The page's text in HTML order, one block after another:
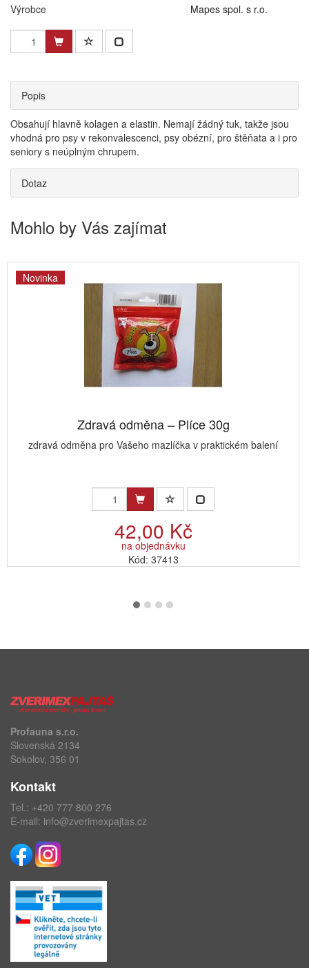
Výrobce
Mapes spol. s r.o.
Popis
Obsahují hlavně kolagen a elastin. Nemají žádný tuk, takže jsou
vhodná pro psy v rekonvalescenci, psy obézní, pro štěňata a i pro
seniory s neúplným chrupem.
Dotaz
Mohlo by Vás zajímat
Novinka
Zdravá odměna – Plíce 30g
zdravá odměna pro Vašeho mazlíčka v praktickém balení
42,00 Kč
na objednávku
Kód: 37413
Profauna s.r.o.
Slovenská 2134
Sokolov, 356 01
Kontakt
Tel.: +420 777 800 276
E-mail: info@zverimexpajtas.cz